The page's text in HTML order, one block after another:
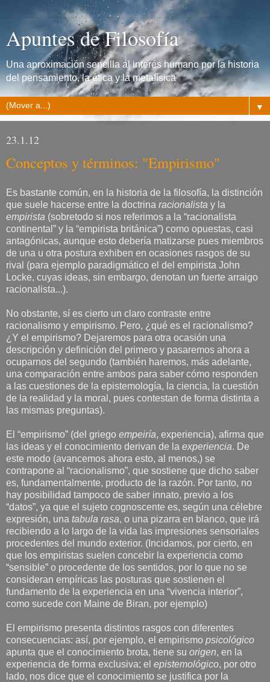
Apuntes de Filosofía
Una aproximación sencilla al interés humano por la historia
del pensamiento, la ética y la metafísica
▼
23.1.12
Conceptos y términos: "Empirismo"
Es bastante común, en la historia de la filosofía, la distinción
que suele hacerse entre la doctrina racionalista y la
empirista (sobretodo si nos referimos a la “racionalista
continental” y la “empirista británica”) como opuestas, casi
antagónicas, aunque esto debería matizarse pues miembros
de una u otra postura exhiben en ocasiones rasgos de su
rival (para ejemplo paradigmático el del empirista John
Locke, cuyas ideas, sin embargo, denotan un fuerte arraigo
racionalista...).
No obstante, sí es cierto un claro contraste entre
racionalismo y empirismo. Pero, ¿qué es el racionalismo?
¿Y el empirismo? Dejaremos para otra ocasión una
descripción y definición del primero y pasaremos ahora a
ocuparnos del segundo (también haremos, más adelante,
una comparación entre ambos para saber cómo responden
a las cuestiones de la epistemología, la ciencia, la cuestión
de la realidad y la moral, pues contestan de forma distinta a
las mismas preguntas).
El “empirismo” (del griego empeiría, experiencia), afirma que
las ideas y el conocimiento derivan de la experiencia. De
este modo (avancemos ahora esto, al menos,) se
contrapone al “racionalismo”, que sostiene que dicho saber
es, fundamentalmente, producto de la razón. Por tanto, no
hay posibilidad tampoco de saber innato, previo a los
“datos”, ya que el sujeto cognoscente es, según una célebre
expresión, una tabula rasa, o una pizarra en blanco, que irá
recibiendo a lo largo de la vida las impresiones sensoriales
procedentes del mundo exterior. (Incidamos, por cierto, en
que los empiristas suelen concebir la experiencia como
“sensible” o procedente de los sentidos, por lo que no se
consideran empíricas las posturas que sostienen el
fundamento de la experiencia en una “vivencia interior”,
como sucede con Maine de Biran, por ejemplo)
El empirismo presenta distintos rasgos con diferentes
consecuencias: así, por ejemplo, el empirismo psicológico
apunta que el conocimiento brota, tiene su origen, en la
experiencia de forma exclusiva; el epistemológico, por otro
lado, nos dice que el conocimiento se justifica por la